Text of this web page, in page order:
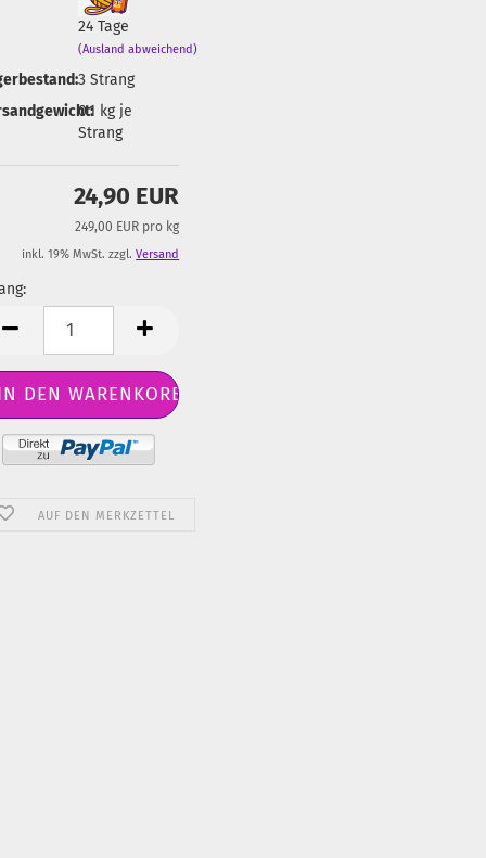
24 Tage
(Ausland abweichend)
3 Strang
0.1 kg je
Strang
24,90 EUR
249,00 EUR pro kg
inkl. 19% MwSt. zzgl.Versand
AUF DEN MERKZETTEL